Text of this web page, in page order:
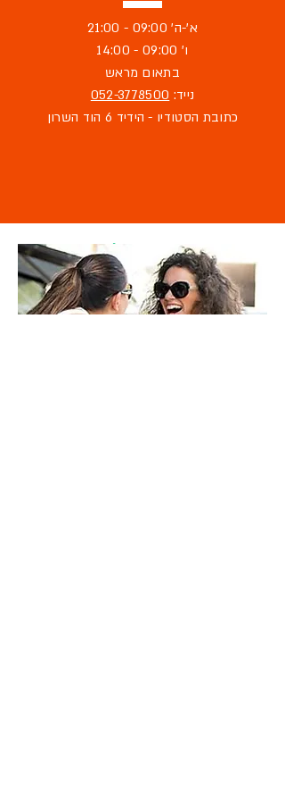
א'-ה' 09:00 - 21:00
ו' 09:00 - 14:00
בתאום מראש
נייד: 052-3778500
כתובת הסטודיו - הידיד 6 הוד השרון
מוזמנת לבקר
בסטודיו